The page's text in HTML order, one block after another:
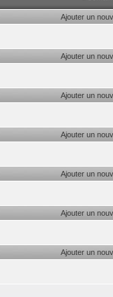
Ajouter un
Ajouter un
Ajouter un
Ajouter un
Ajouter un
Ajouter un
Ajouter un